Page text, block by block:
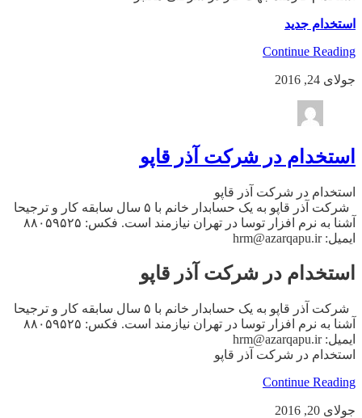
استخدام جدید
Continue Reading
جولای 24, 2016
استخدام در شرکت آذر قاپو
استخدام در شرکت آذر قاپو
شرکت آذر قاپو به یک حسابدار خانم با ۵ سال سابقه کار و ترجیحا
آشنا به نرم افزار توسا در تهران نیازمند است. فکس: ۸۸۰۵۹۵۲۵
ایمیل: hrm@azarqapu.ir
استخدام در شرکت آذر قاپو
شرکت آذر قاپو به یک حسابدار خانم با ۵ سال سابقه کار و ترجیحا
آشنا به نرم افزار توسا در تهران نیازمند است. فکس: ۸۸۰۵۹۵۲۵
ایمیل: hrm@azarqapu.ir
استخدام در شرکت آذر قاپو
Continue Reading
جولای 20, 2016